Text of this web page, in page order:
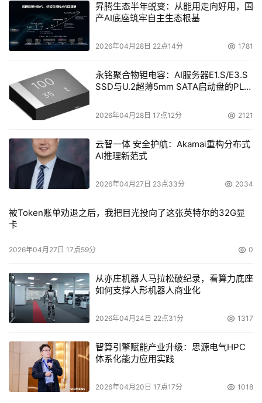
昇腾生态半年蜕变：从能用走向好用，国
产AI底座筑牢自主生态根基
2026年04月28日 22点14分 1781
永铭聚合物钽电容：AI服务器E1.S/E3.S
SSD与U.2超薄5mm SATA启动盘的PLP
2026年04月28日 17点12分 2121
云智一体 安全护航：Akamai重构分布式
AI推理新范式
2026年04月27日 23点33分 2034
被Token账单劝退之后，我把目光投向了这张英特尔的32G显
卡
2026年04月27日 17点59分 0
从亦庄机器人马拉松破纪录，看算力底座
如何支撑人形机器人商业化
2026年04月24日 22点31分 1317
智算引擎赋能产业升级：思源电气HPC
体系化能力应用实践
2026年04月20日 17点17分 1018